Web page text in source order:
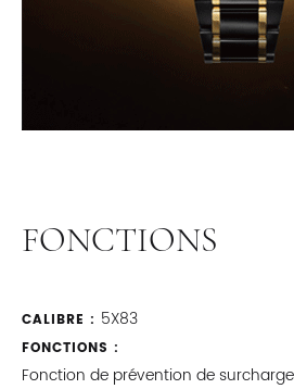
FONCTIONS
CALIBRE : 5X83
FONCTIONS :
Fonction de prévention de surcharge